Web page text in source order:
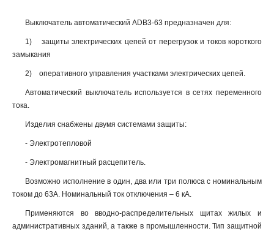
Выключатель автоматический ADB3-63 предназначен для:
1) защиты электрических цепей от перегрузок и токов короткого
замыкания
2) оперативного управления участками электрических цепей.
Автоматический выключатель используется в сетях переменного
тока.
Изделия снабжены двумя системами защиты:
- Электротепловой
- Электромагнитный расцепитель.
Возможно исполнение в один, два или три полюса с номинальным
током до 63А. Номинальный ток отключения – 6 кА.
Применяются во вводно-распределительных щитах жилых и
административных зданий, а также в промышленности. Тип защитной